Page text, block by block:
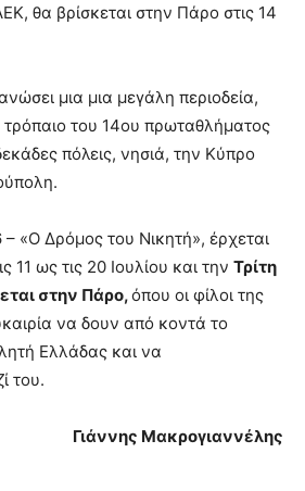
θα βρίσκεται στην Πάρο στις 14
μια μια μεγάλη περιοδεία,
του 14ου πρωταθλήματος
πόλεις, νησιά, την Κύπρο
«Ο Δρόμος του Νικητή», έρχεται
11 ως τις 20 Ιουλίου και την Τρίτη
στην Πάρο,όπου οι φίλοι της
να δουν από κοντά το
Ελλάδας και να
του.
Γιάννης Μακρογιαννέλης